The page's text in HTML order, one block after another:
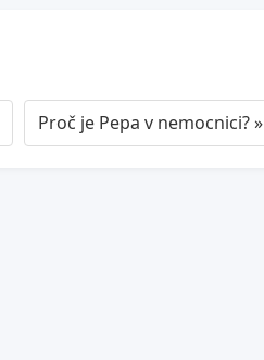
Proč je Pepa v nemocnici? »